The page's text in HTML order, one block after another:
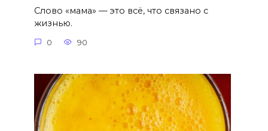
Слово «мама» — это всё, что связано с
жизнью.
0 90